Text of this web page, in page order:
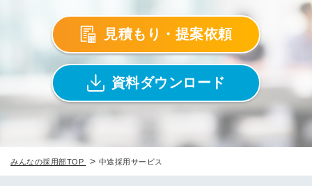
見積もり・提案依頼
資料ダウンロード
みんなの採用部TOP > 中途採用サービス